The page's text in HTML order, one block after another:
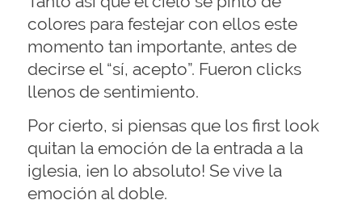
colores para festejar con ellos este
momento tan importante, antes de
decirse el “sí, acepto”. Fueron clicks
llenos de sentimiento. ⁣
Por cierto, si piensas que los first look
quitan la emoción de la entrada a la
iglesia, ¡en lo absoluto! Se vive la
emoción al doble. ⁣